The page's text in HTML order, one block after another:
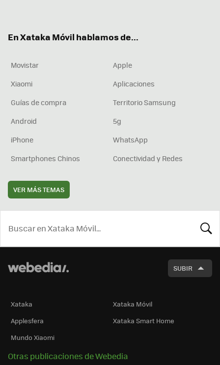
En Xataka Móvil hablamos de...
Movistar
Apple
Xiaomi
Aplicaciones
Guías de compra
Territorio Samsung
Android
5g
iPhone
WhatsApp
Smartphones Chinos
Conectividad y Redes
VER MÁS TEMAS
SUBIR
Xataka
Xataka Móvil
Applesfera
Xataka Smart Home
Mundo Xiaomi
Otras publicaciones de Webedia